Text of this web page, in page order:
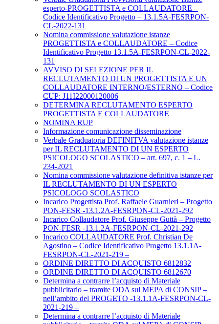
esperto-PROGETTISTA e COLLAUDATORE –
Codice Identificativo Progetto – 13.1.5A-FESRPON-
CL-2022-131
Nomina commissione valutazione istanze
PROGETTISTA e COLLAUDATORE – Codice
Identificativo Progetto 13.1.5A-FESRPON-CL-2022-
131
AVVISO DI SELEZIONE PER IL
RECLUTAMENTO DI UN PROGETTISTA E UN
COLLAUDATORE INTERNO/ESTERNO – Codice
CUP: J11I22000120006
DETERMINA RECLUTAMENTO ESPERTO
PROGETTISTA E COLLAUDATORE
NOMINA RUP
Informazione comunicazione disseminazione
Verbale Graduatoria DEFINITVA valutazione istanze
per IL RECLUTAMENTO DI UN ESPERTO
PSICOLOGO SCOLASTICO – art. 697, c. 1 – L.
234-2021
Nomina commissione valutazione definitiva istanze per
IL RECLUTAMENTO DI UN ESPERTO
PSICOLOGO SCOLASTICO
Incarico Progettista Prof. Raffaele Guarnieri – Progetto
PON-FESR -13.1.2A-FESRPON-CL-2021-292
Incarico Collaudatore Prof. Giuseppe Guttà – Progetto
PON-FESR -13.1.2A-FESRPON-CL-2021-292
Incarico COLLAUDATORE Prof. Christian De
Agostino – Codice Identificativo Progetto 13.1.1A-
FESRPON-CL-2021-219 –
ORDINE DIRETTO DI ACQUISTO 6812832
ORDINE DIRETTO DI ACQUISTO 6812670
Determina a contrarre l’acquisto di Materiale
pubblicitario – tramite ODA sul MEPA di CONSIP –
nell’ambito del PROGETO -13.1.1A-FESRPON-CL-
2021-219 –
Determina a contrarre l’acquisto di Materiale